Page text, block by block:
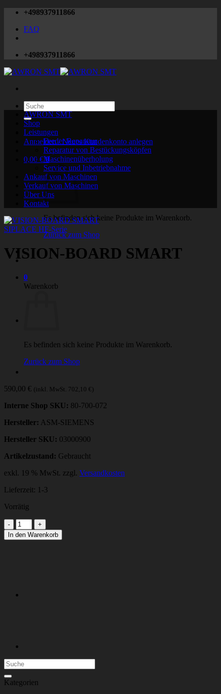
Zum
springen
+498937911866
FAQ
+498937911866
Suchen
nach:
Anmelden / Neues Kundenkonto anlegen
0,00 € 0
Es befinden sich keine Produkte im Warenkorb.
Zurück zum Shop
0
Warenkorb
Es befinden sich keine Produkte im Warenkorb.
Zurück zum Shop
AWRON SMT
Shop
Leistungen
Feeder Reparatur
Reparatur von Bestückungsköpfen
Maschinenüberholung
Service und Inbetriebnahme
Ankauf von Maschinen
Verkauf von Maschinen
Über Uns
Kontakt
SIPLACE HF-Serie
VISION-BOARD SMART
590,00 € (inkl. MwSt. 702,10 € )
Interne Shop SKU: 80-700-072
Hersteller: ASM-SIEMENS
Hersteller SKU: 03000900
Artikelzustand: Gebraucht
exkl. 19 % MwSt. zzgl. Versandkosten
Lieferzeit: 1-3
Vorrätig
VISION-
BOARD
SMART
In den Warenkorb
Suchen
nach:
Kategorien